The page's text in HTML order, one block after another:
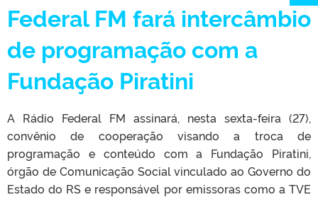
Federal FM fará intercâmbio
de programação com a
Fundação Piratini
A Rádio Federal FM assinará, nesta sexta-feira (27),
convênio de cooperação visando a troca de
programação e conteúdo com a Fundação Piratini,
órgão de Comunicação Social vinculado ao Governo do
Estado do RS e responsável por emissoras como a TVE